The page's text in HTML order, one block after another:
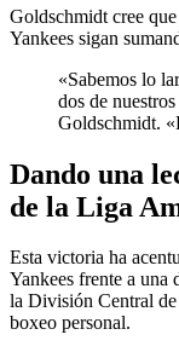
Goldschmidt cree
Yankees sigan
«Sabemos lo
dos de
Goldschmidt.
Dando una
de la Liga
Esta victoria ha
Yankees frente a una
la División Central
boxeo personal.